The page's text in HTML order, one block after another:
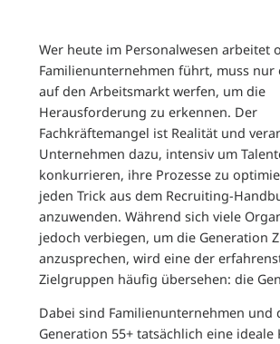
Wer heute im Personalwesen arbeitet
Familienunternehmen führt, muss nur
auf den Arbeitsmarkt werfen, um die
Herausforderung zu erkennen. Der
Fachkräftemangel ist Realität und
Unternehmen dazu, intensiv um
konkurrieren, ihre Prozesse zu
jeden Trick aus dem Recruiting-
anzuwenden. Während sich viele
jedoch verbiegen, um die Generation Z
anzusprechen, wird eine der
Zielgruppen häufig übersehen: die
Dabei sind Familienunternehmen und
Generation 55+ tatsächlich eine ideale